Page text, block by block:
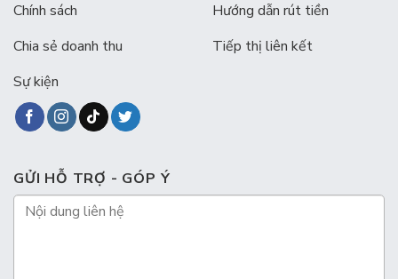
Chính sách
Chia sẻ doanh thu
Sự kiện
Hướng dẫn rút tiền
Tiếp thị liên kết
GỬI HỖ TRỢ - GÓP Ý